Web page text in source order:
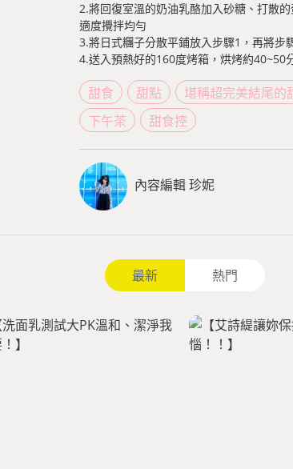
2.將回復室溫的奶油乳酪加入砂糖、打散
適度攪拌均勻
3.將日式糰子分散平鋪放入步驟1，再將步
4.送入預熱好的160度烤箱，烘烤約40~50
甜食 甜點 堪稱超完美結尾的
下午茶
甜食控
內容編輯 珍妮
最新 熱門